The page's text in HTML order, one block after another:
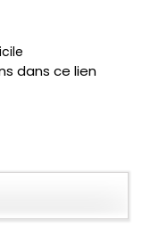
dans ce lien